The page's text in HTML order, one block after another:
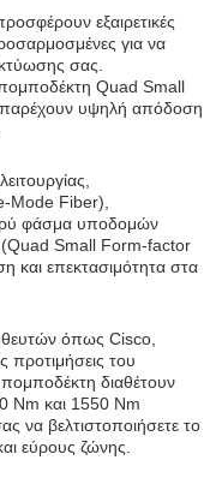
εξαιρετικές
για να
σας.
Quad Small
υψηλή απόδοση
Mode Fiber),
φάσμα υποδομών
(Quad Small Form-factor
και επεκτασιμότητα στα
όπως Cisco,
προτιμήσεις του
διαθέτουν
Nm και 1550 Nm
να βελτιστοποιήσετε το
εύρους ζώνης.